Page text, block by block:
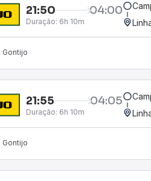
21:50 04:00
Duração: 6h 10m
Gontijo
21:55 04:05
Duração: 6h 10m
Gontijo